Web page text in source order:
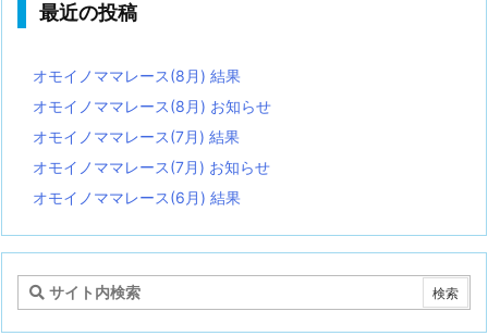
最近の投稿
オモイノママレース(8月) 結果
オモイノママレース(8月) お知らせ
オモイノママレース(7月) 結果
オモイノママレース(7月) お知らせ
オモイノママレース(6月) 結果